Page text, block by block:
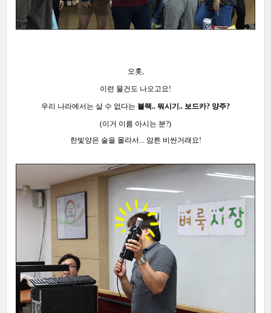
오홋,
이런 물건도 나오고요!
우리 나라에서는 살 수 없다는 블랙.. 뭐시기.. 보드카? 양주?
(이거 이름 아시는 분?)
한빛양은 술을 몰라서... 암튼 비싼거래요!